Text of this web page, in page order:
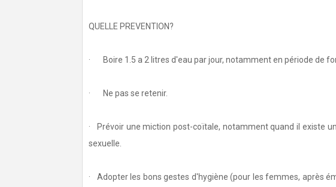
QUELLE PREVENTION?
· Boire 1.5 a 2 litres d'eau par jour, notamment en période de
· Ne pas se retenir.
· Prévoir une miction post-coïtale, notamment quand il existe
sexuelle.
· Adopter les bons gestes d'hygiène (pour les femmes, après